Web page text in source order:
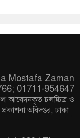
Mostafa Zaman
01711-954647
আবেদনকৃত চলচ্চিত্র ও
প্রকাশনা অধিদপ্তর, ঢাকা ।